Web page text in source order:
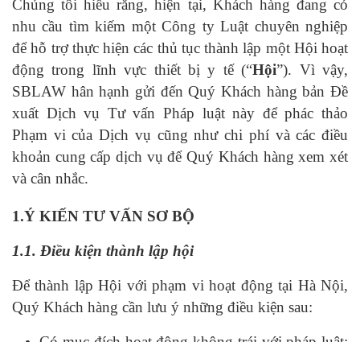
Chúng tôi hiểu rằng, hiện tại, Khách hàng đang có
nhu cầu tìm kiếm một Công ty Luật chuyên nghiệp
để hỗ trợ thực hiện các thủ tục thành lập một Hội hoạt
động trong lĩnh vực thiết bị y tế (“Hội”). Vì vậy,
SBLAW hân hạnh gửi đến Quý Khách hàng bản Đề
xuất Dịch vụ Tư vấn Pháp luật này để phác thảo
Phạm vi của Dịch vụ cũng như chi phí và các điều
khoản cung cấp dịch vụ để Quý Khách hàng xem xét
và cân nhắc.
1.Ý KIẾN TƯ VẤN SƠ BỘ
1.1. Điều kiện thành lập hội
Để thành lập Hội với phạm vi hoạt động tại Hà Nội,
Quý Khách hàng cần lưu ý những điều kiện sau: